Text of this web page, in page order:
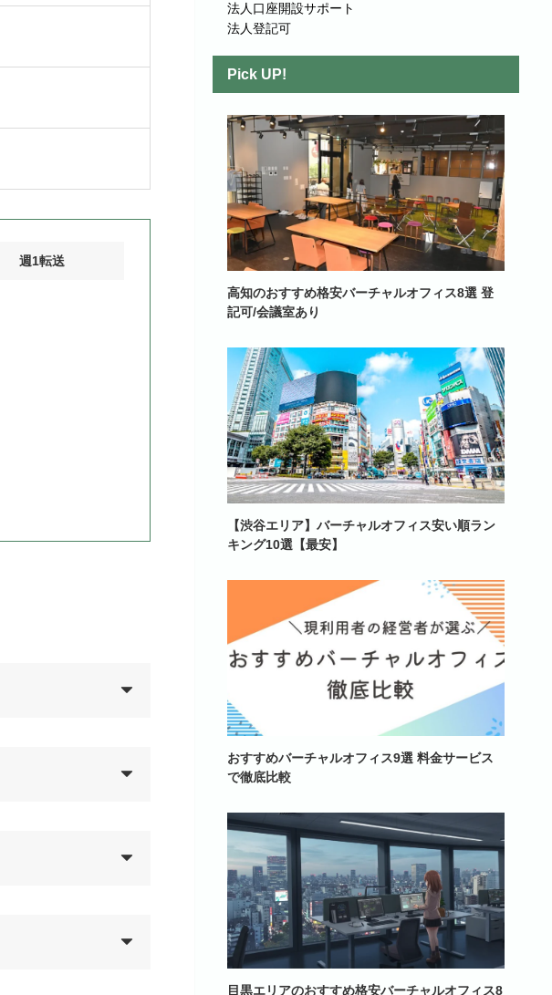
週1転送
法人口座開設サポート
法人登記可
Pick UP!
高知のおすすめ格安バーチャルオフィス8選 登
記可/会議室あり
【渋谷エリア】バーチャルオフィス安い順ラン
キング10選【最安】
おすすめバーチャルオフィス9選 料金サービス
で徹底比較
目黒エリアのおすすめ格安バーチャルオフィス8